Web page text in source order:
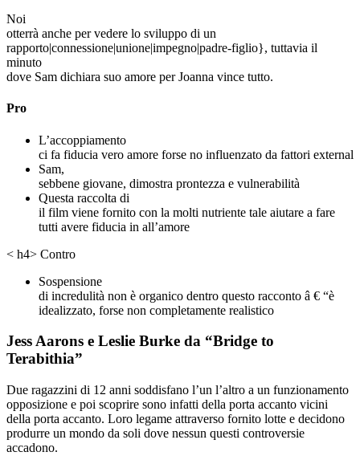
Noi
otterrà anche per vedere lo sviluppo di un
rapporto|connessione|unione|impegno|padre-figlio}, tuttavia il
minuto
dove Sam dichiara suo amore per Joanna vince tutto.
Pro
L’accoppiamento
ci fa fiducia vero amore forse no influenzato da fattori external
Sam,
sebbene giovane, dimostra prontezza e vulnerabilità
Questa raccolta di
il film viene fornito con la molti nutriente tale aiutare a fare
tutti avere fiducia in all’amore
< h4> Contro
Sospensione
di incredulità non è organico dentro questo racconto â € “è
idealizzato, forse non completamente realistico
Jess Aarons e Leslie Burke da “Bridge to
Terabithia”
Due ragazzini di 12 anni soddisfano l’un l’altro a un funzionamento
opposizione e poi scoprire sono infatti della porta accanto vicini
della porta accanto. Loro legame attraverso fornito lotte e decidono
produrre un mondo da soli dove nessun questi controversie
accadono.